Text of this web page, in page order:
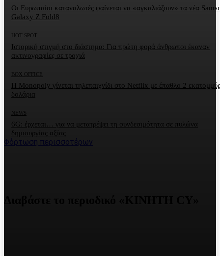
Οι Ευρωπαίοι καταναλωτές φαίνεται να «αγκαλιάζουν» τα νέα
Galaxy Z Fold8
HOT SPOT
Ιστορική στιγμή στο διάστημα: Για πρώτη φορά άνθρωποι έκαναν
ακτινογραφίες σε τροχιά
BOX OFFICE
Η Monopoly γίνεται τηλεπαιχνίδι στο Netflix με έπαθλο 2
δολάρια
NEWS
6G: έρχεται… για να μετατρέψει τη συνδεσιμότητα σε πυλώνα
δημιουργίας αξίας
Φόρτωση περισσοτέρων